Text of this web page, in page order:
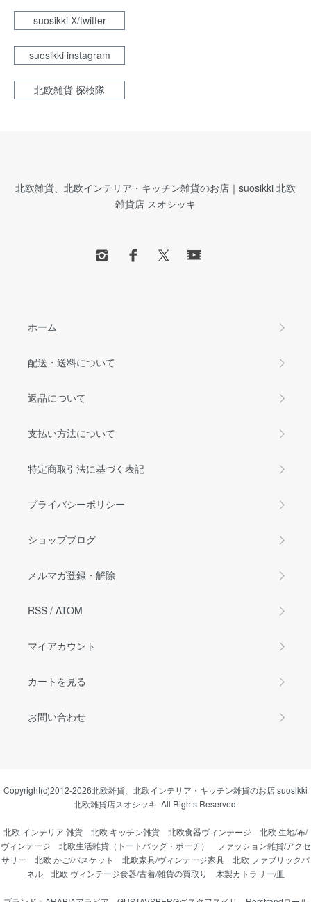
suosikki X/twitter
suosikki instagram
北欧雑貨 探検隊
北欧雑貨、北欧インテリア・キッチン雑貨のお店｜suosikki 北欧
雑貨店 スオシッキ
ホーム
配送・送料について
返品について
支払い方法について
特定商取引法に基づく表記
プライバシーポリシー
ショップブログ
メルマガ登録・解除
RSS / ATOM
マイアカウント
カートを見る
お問い合わせ
Copyright(c)2012-2026北欧雑貨、北欧インテリア・キッチン雑貨のお店|suosikki
北欧雑貨店スオシッキ. All Rights Reserved.
北欧 インテリア 雑貨 北欧 キッチン雑貨 北欧食器ヴィンテージ
北欧 生地/布/
ヴィンテージ
北欧生活雑貨（トートバッグ・ポーチ）
ファッション雑貨/アクセ
サリー
北欧 かご/バスケット 北欧家具/ヴィンテージ家具
北欧 ファブリックパ
ネル
北欧 ヴィンテージ食器/古着/雑貨の買取り 木製カトラリー/皿